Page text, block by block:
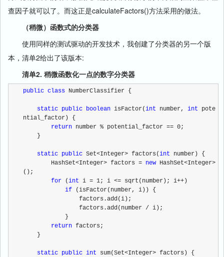
查因子就可以了。而这正是calculateFactors()方法采用的做法。
（稍微）函数式的分类器
使用同样的测试驱动的开发技术，我创建了分类器的另一个版
本，清单2给出了该版本:
清单2. 稍微函数化一点的数字分类器
public class NumberClassifier {
static public boolean isFactor(int number, int pote
ntial_factor) {
return number % potential_factor == 0;
    }
static public Set<Integer> factors(int number) {
        HashSet<Integer> factors =
new HashSet<Integer>
();
for (int i = 1; i <= sqrt(number); i++)
if (isFactor(number, i)) {
                factors.add(i);
                factors.add(number / i);
            }
return factors;
    }
static public int sum(Set<Integer> factors) {